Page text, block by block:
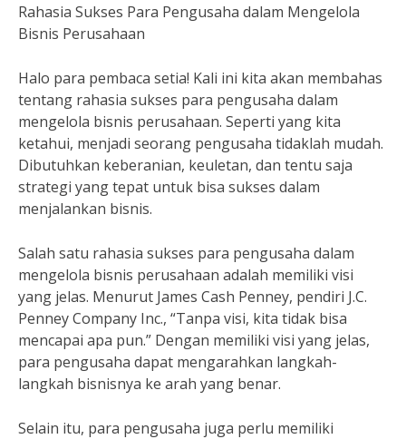
Rahasia Sukses Para Pengusaha dalam Mengelola
Bisnis Perusahaan
Halo para pembaca setia! Kali ini kita akan membahas
tentang rahasia sukses para pengusaha dalam
mengelola bisnis perusahaan. Seperti yang kita
ketahui, menjadi seorang pengusaha tidaklah mudah.
Dibutuhkan keberanian, keuletan, dan tentu saja
strategi yang tepat untuk bisa sukses dalam
menjalankan bisnis.
Salah satu rahasia sukses para pengusaha dalam
mengelola bisnis perusahaan adalah memiliki visi
yang jelas. Menurut James Cash Penney, pendiri J.C.
Penney Company Inc., “Tanpa visi, kita tidak bisa
mencapai apa pun.” Dengan memiliki visi yang jelas,
para pengusaha dapat mengarahkan langkah-
langkah bisnisnya ke arah yang benar.
Selain itu, para pengusaha juga perlu memiliki